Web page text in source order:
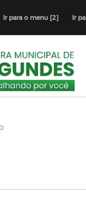
Ir para o menu [2] Ir